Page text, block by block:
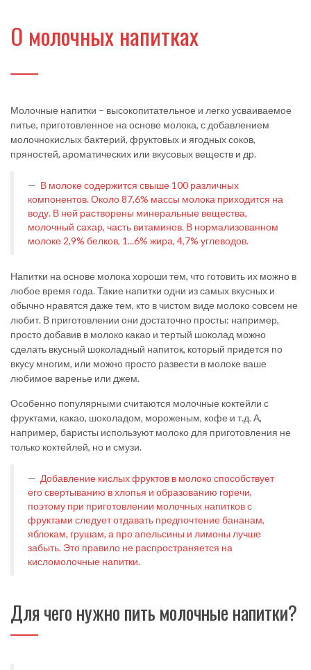
О молочных напитках
Молочные напитки – высокопитательное и легко усваиваемое
питье, приготовленное на основе молока, с добавлением
молочнокислых бактерий, фруктовых и ягодных соков,
пряностей, ароматических или вкусовых веществ и др.
В молоке содержится свыше 100 различных
компонентов. Около 87,6% массы молока приходится на
воду. В ней растворены минеральные вещества,
молочный сахар, часть витаминов. В нормализованном
молоке 2,9% белков, 1...6% жира, 4,7% углеводов.
Напитки на основе молока хороши тем, что готовить их можно в
любое время года. Такие напитки одни из самых вкусных и
обычно нравятся даже тем, кто в чистом виде молоко совсем не
любит. В приготовлении они достаточно просты: например,
просто добавив в молоко какао и тертый шоколад можно
сделать вкусный шоколадный напиток, который придется по
вкусу многим, или можно просто развести в молоке ваше
любимое варенье или джем.
Особенно популярными считаются молочные коктейли с
фруктами, какао, шоколадом, мороженым, кофе и т.д. А,
например, баристы используют молоко для приготовления не
только коктейлей, но и смузи.
Добавление кислых фруктов в молоко способствует
его свертыванию в хлопья и образованию горечи,
поэтому при приготовлении молочных напитков с
фруктами следует отдавать предпочтение бананам,
яблокам, грушам, а про апельсины и лимоны лучше
забыть. Это правило не распространяется на
кисломолочные напитки.
Для чего нужно пить молочные напитки?